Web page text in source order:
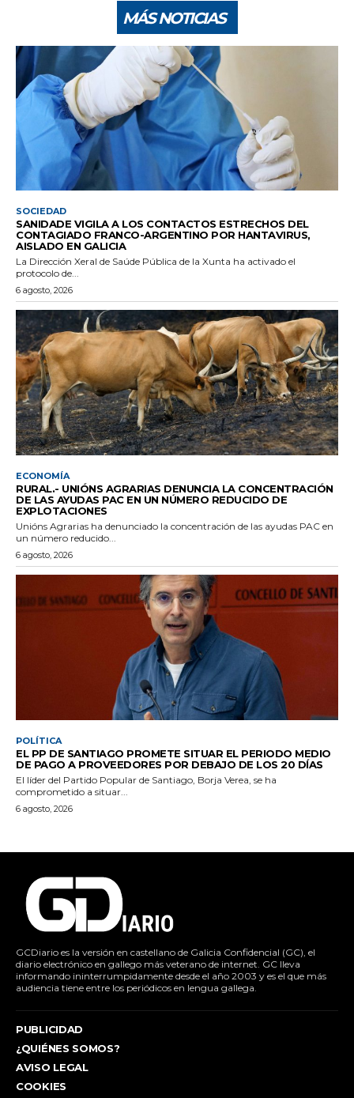
MÁS NOTICIAS
SOCIEDAD
SANIDADE VIGILA A LOS CONTACTOS ESTRECHOS DEL
CONTAGIADO FRANCO-ARGENTINO POR HANTAVIRUS,
AISLADO EN GALICIA
La Dirección Xeral de Saúde Pública de la Xunta ha activado el
protocolo de...
6 agosto, 2026
ECONOMÍA
RURAL.- UNIÓNS AGRARIAS DENUNCIA LA CONCENTRACIÓN
DE LAS AYUDAS PAC EN UN NÚMERO REDUCIDO DE
EXPLOTACIONES
Unións Agrarias ha denunciado la concentración de las ayudas PAC en
un número reducido...
6 agosto, 2026
POLÍTICA
EL PP DE SANTIAGO PROMETE SITUAR EL PERIODO MEDIO
DE PAGO A PROVEEDORES POR DEBAJO DE LOS 20 DÍAS
El líder del Partido Popular de Santiago, Borja Verea, se ha
comprometido a situar...
6 agosto, 2026
GCDiario es la versión en castellano de Galicia Confidencial (GC), el
diario electrónico en gallego más veterano de internet. GC lleva
informando ininterrumpidamente desde el año 2003 y es el que más
audiencia tiene entre los periódicos en lengua gallega.
PUBLICIDAD
¿QUIÉNES SOMOS?
AVISO LEGAL
COOKIES